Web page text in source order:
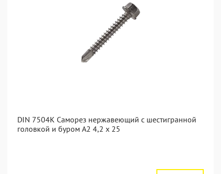
DIN 7504K Саморез нержавеющий с шестигранной
головкой и буром A2 4,2 x 25